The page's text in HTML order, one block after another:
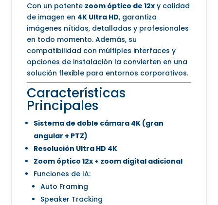
Con un potente zoom óptico de 12x y calidad
de imagen en 4K Ultra HD, garantiza
imágenes nítidas, detalladas y profesionales
en todo momento. Además, su
compatibilidad con múltiples interfaces y
opciones de instalación la convierten en una
solución flexible para entornos corporativos.
Características
Principales
Sistema de doble cámara 4K (gran
angular + PTZ)
Resolución Ultra HD 4K
Zoom óptico 12x + zoom digital adicional
Funciones de IA:
Auto Framing
Speaker Tracking